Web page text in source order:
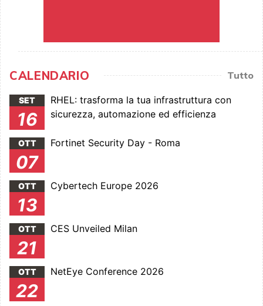
CALENDARIO Tutto
SET
16
RHEL: trasforma la tua infrastruttura con
sicurezza, automazione ed efficienza
OTT
07
Fortinet Security Day - Roma
OTT
13
Cybertech Europe 2026
OTT
21
CES Unveiled Milan
OTT
22
NetEye Conference 2026